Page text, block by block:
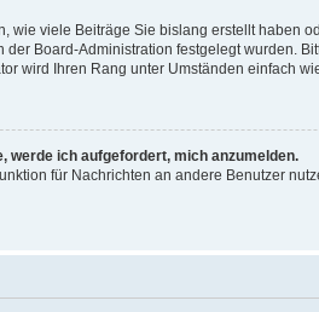
wie viele Beiträge Sie bislang erstellt
Board-Administration festgelegt
wird Ihren Rang unter Umständen einfach
werde ich aufgefordert, mich anzumelden.
für Nachrichten an andere Benutzer